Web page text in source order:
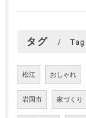
タグ
松江 おしゃれ
岩国市 家づくり